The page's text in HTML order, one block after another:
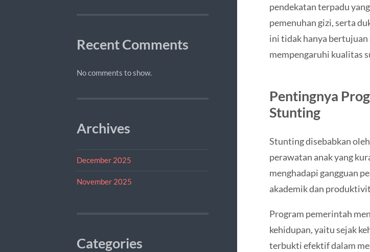
Recent Comments
No comments to show.
Archives
December 2025
November 2025
Categories
pendekatan terpadu
pemenuhan gizi, serta
ini tidak hanya
mempengaruhi kualitas
Pentingnya
Stunting
Stunting disebabkan
perawatan anak yang
menghadapi gangguan
akademik dan
Program pemerintah
kehidupan, yaitu sejak
terbukti efektif dalam